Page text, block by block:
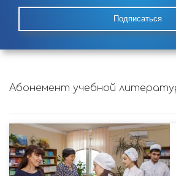
Подписаться
Абонемент учебной